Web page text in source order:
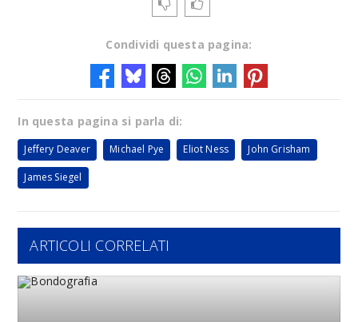
Condividi questa pagina:
In questa pagina si parla di:
Jeffery Deaver Michael Pye Eliot Ness John Grisham
James Siegel
ARTICOLI CORRELATI